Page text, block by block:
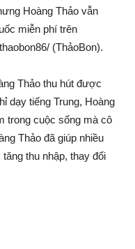
Hoàng Thảo vẫn
miễn phí trên
(ThảoBon).
Thảo thu hút được
dạy tiếng Trung, Hoàng
trong cuộc sống mà cô
Thảo đã giúp nhiều
thu nhập, thay đổi